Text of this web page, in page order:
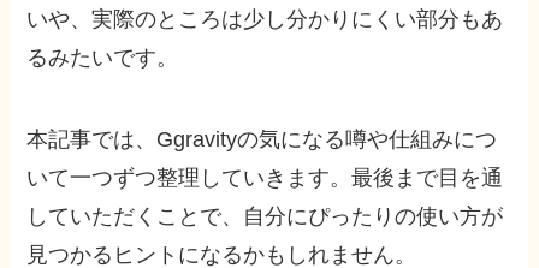
いや、実際のところは少し分かりにくい部分もあ
るみたいです。
本記事では、Ggravityの気になる噂や仕組みにつ
いて一つずつ整理していきます。最後まで目を通
していただくことで、自分にぴったりの使い方が
見つかるヒントになるかもしれません。